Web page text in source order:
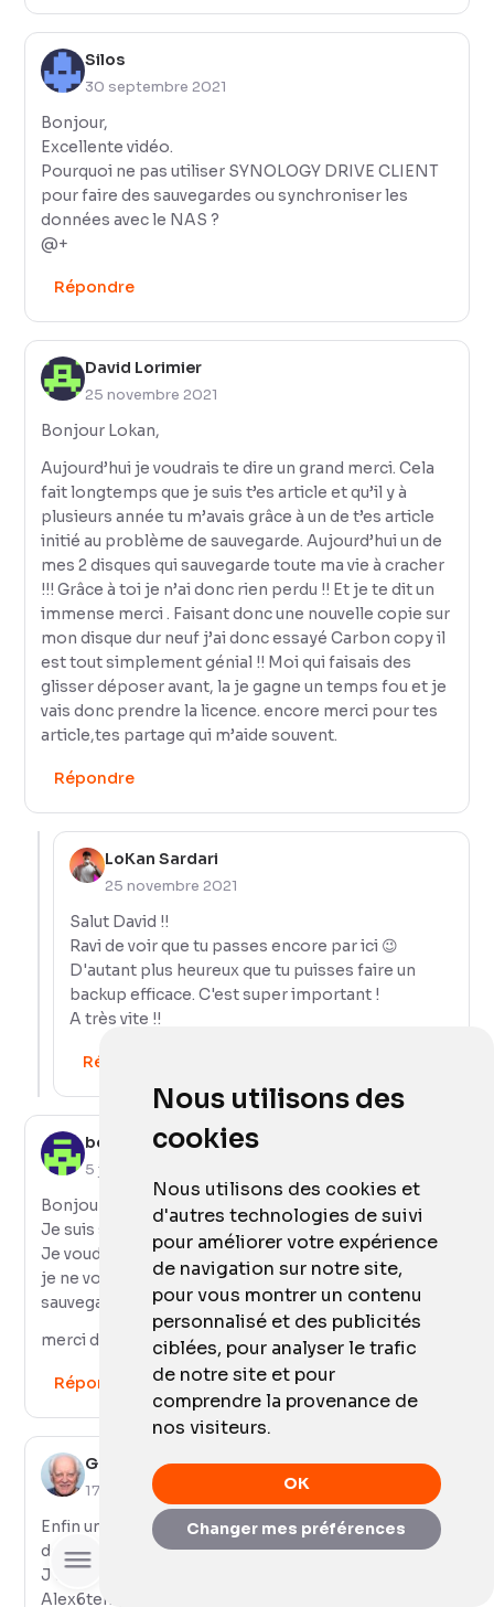
Nous utilisons des
cookies
Nous utilisons des cookies et
d'autres technologies de suivi
pour améliorer votre expérience
de navigation sur notre site,
pour vous montrer un contenu
personnalisé et des publicités
ciblées, pour analyser le trafic
de notre site et pour
comprendre la provenance de
nos visiteurs.
OK
Changer mes préférences
Silos
30 septembre 2021
Bonjour,
Excellente vidéo.
Pourquoi ne pas utiliser SYNOLOGY DRIVE CLIENT
pour faire des sauvegardes ou synchroniser les
données avec le NAS ?
@+
Répondre
David Lorimier
25 novembre 2021
Bonjour Lokan,
Aujourd’hui je voudrais te dire un grand merci. Cela
fait longtemps que je suis t’es article et qu’il y à
plusieurs année tu m’avais grâce à un de t’es article
initié au problème de sauvegarde. Aujourd’hui un de
mes 2 disques qui sauvegarde toute ma vie à cracher
!!! Grâce à toi je n’ai donc rien perdu !! Et je te dit un
immense merci . Faisant donc une nouvelle copie sur
mon disque dur neuf j’ai donc essayé Carbon copy il
est tout simplement génial !! Moi qui faisais des
glisser déposer avant, la je gagne un temps fou et je
vais donc prendre la licence. encore merci pour tes
article,tes partage qui m’aide souvent.
Répondre
LoKan Sardari
25 novembre 2021
Salut David !!
Ravi de voir que tu passes encore par ici 😉
D'autant plus heureux que tu puisses faire un
backup efficace. C'est super important !
A très vite !!
Répondre
bernard
5 juillet 2022
Bonjour,
Je suis sous CCC6...
Je voudrais récupérer un mail effacé par erreur mais
je ne vois pas de moyen d'accéder aux mails dans la
sauvegarde
merci de votre aide
Répondre
Georges
17 septembre 2022
Enfin une belle réponse pour utiliser CCC6 à la place
de Time Machine qui m'a déjà créé des problèmes.
J'aimerais ta réponse, Lokan, à la question de
Alex6temps. Un peu néophite je ne trouve pas la